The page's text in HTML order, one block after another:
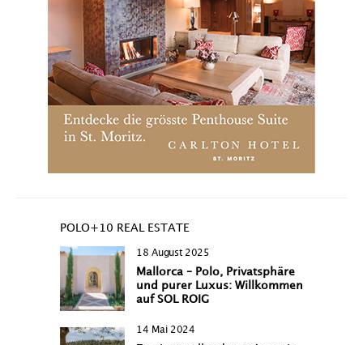
POLO+10 REAL ESTATE
18 August 2025
Mallorca – Polo, Privatsphäre
und purer Luxus: Willkommen
auf SOL ROIG
14 Mai 2024